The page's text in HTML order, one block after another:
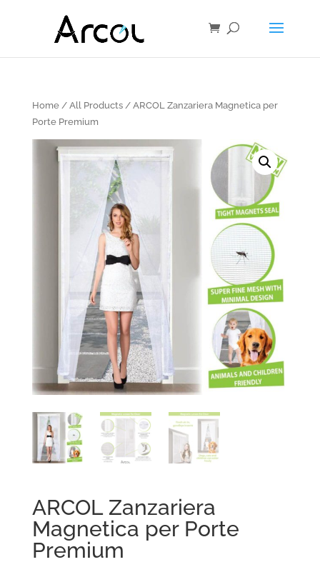
Home/ All Products/ ARCOL Zanzariera Magnetica per
Porte Premium
ARCOL Zanzariera
Magnetica per Porte
Premium